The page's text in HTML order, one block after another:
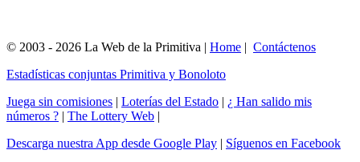
© 2003 - 2026 La Web de la Primitiva | Home | Contáctenos
Estadísticas conjuntas Primitiva y Bonoloto
Juega sin comisiones | Loterías del Estado | ¿ Han salido mis
números ? | The Lottery Web |
Descarga nuestra App desde Google Play | Síguenos en Facebook